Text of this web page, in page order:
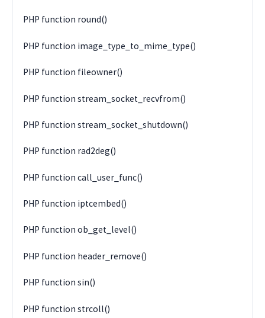
PHP function round()
PHP function image_type_to_mime_type()
PHP function fileowner()
PHP function stream_socket_recvfrom()
PHP function stream_socket_shutdown()
PHP function rad2deg()
PHP function call_user_func()
PHP function iptcembed()
PHP function ob_get_level()
PHP function header_remove()
PHP function sin()
PHP function strcoll()